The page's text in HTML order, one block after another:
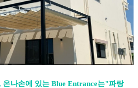
온나손에 있는 Blue Entrance는"파랑